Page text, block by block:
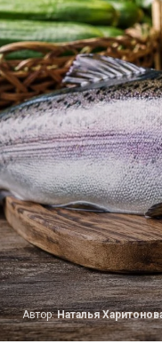
Автор:Наталья